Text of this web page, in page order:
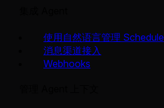
使用自然语言管理 Schedule
消息渠道接入
Webhooks